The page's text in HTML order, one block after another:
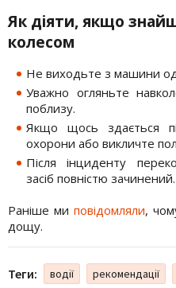
Як діяти, якщо
колесом
Не виходьте з машини
Уважно огляньте
поблизу.
Якщо щось здається
охорони або викличте
Після інциденту
засіб повністю зачинений.
Раніше миповідомляли,
дощу.
Теги: водії рекомендації